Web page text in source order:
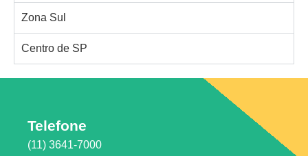
Zona Sul
Centro de SP
Telefone
(11) 3641-7000